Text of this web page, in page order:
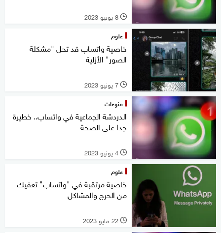
l 8 يونيو 2023
علوم
خاصية واتساب قد تحل "مشكلة
الصور" الأزلية
l 7 يونيو 2023
منوعات
الدردشة الجماعية في واتساب.. خطيرة
جدا على الصحة
l 4 يونيو 2023
علوم
خاصية مرتقبة في "واتساب" تعفيك
من الحرج والمشاكل
l 22 مايو 2023